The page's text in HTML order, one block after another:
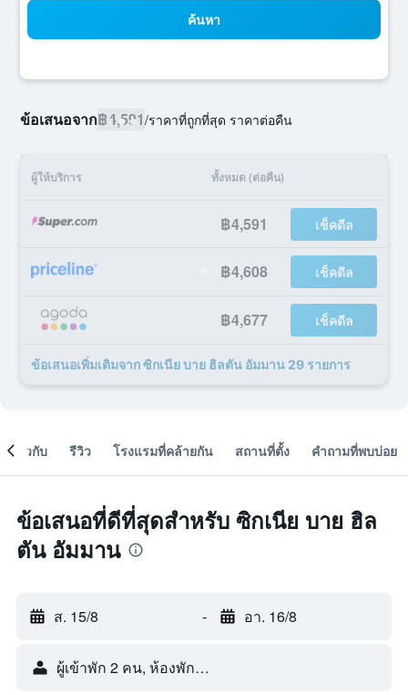
ค้นหา
ข้อเสนอจาก฿4,591/ราคาที่ถูกที่สุด ราคาต่อคืน
ผู้ให้บริการ ทั้งหมด (ต่อคืน)
฿4,591 เช็คดีล
฿4,608 เช็คดีล
฿4,677 เช็คดีล
ข้อเสนอเพิ่มเติมจาก ซิกเนีย บาย ฮิลตัน อัมมาน 29 รายการ
เกี่ยวกับ รีวิว โรงแรมที่คล้ายกัน สถานที่ตั้ง คำถามที่พบบ่อย
ข้อเสนอที่ดีที่สุดสำหรับ ซิกเนีย บาย ฮิล
ตัน อัมมาน
ส. 15/8 - อา. 16/8
ผู้เข้าพัก 2 คน, ห้องพัก 1 ห้อง